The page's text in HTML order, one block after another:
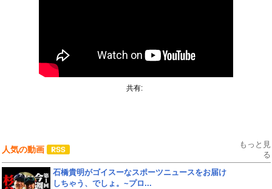
共有:
人気の動画
もっと見
る
石橋貴明がゴイスーなスポーツニュースをお届け
しちゃう、でしょ。~プロ...